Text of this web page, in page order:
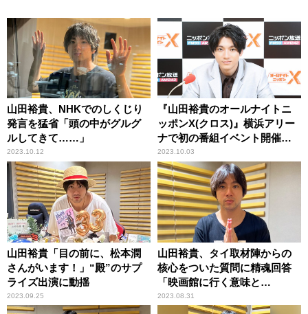
山田裕貴、NHKでのしくじり
発言を猛省「頭の中がグルグ
ルしてきて……」
2023.10.12
『山田裕貴のオールナイトニ
ッポンX(クロス)』横浜アリー
ナで初の番組イベント開催決
定！
2023.10.03
山田裕貴「目の前に、松本潤
さんがいます！」“殿”のサプ
ライズ出演に動揺
2023.09.25
山田裕貴、タイ取材陣からの
核心をついた質問に精魂回答
「映画館に行く意味と
は……」
2023.08.31